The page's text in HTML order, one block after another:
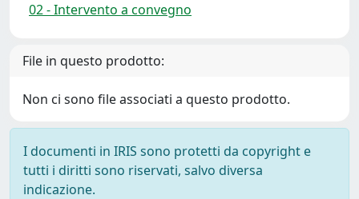
02 - Intervento a convegno
File in questo prodotto:
Non ci sono file associati a questo prodotto.
I documenti in IRIS sono protetti da copyright e
tutti i diritti sono riservati, salvo diversa
indicazione.